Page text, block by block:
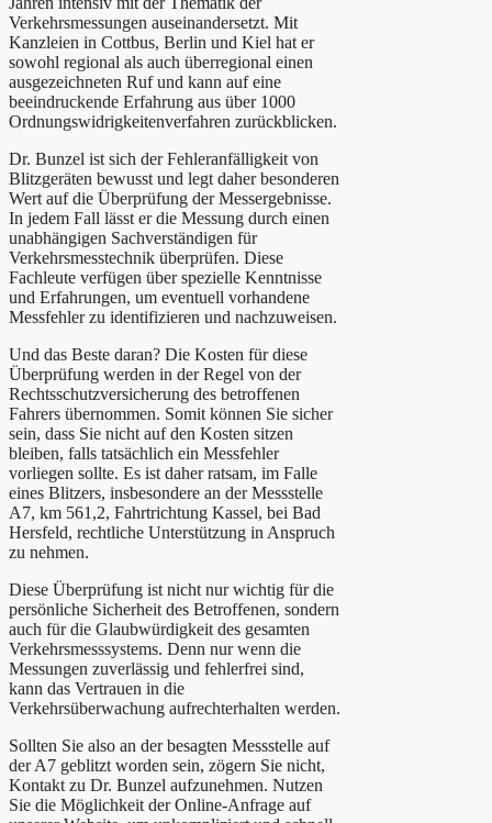
Verkehrsmessungen auseinandersetzt. Mit
Kanzleien in Cottbus, Berlin und Kiel hat er
sowohl regional als auch überregional einen
ausgezeichneten Ruf und kann auf eine
beeindruckende Erfahrung aus über 1000
Ordnungswidrigkeitenverfahren zurückblicken.
Dr. Bunzel ist sich der Fehleranfälligkeit von
Blitzgeräten bewusst und legt daher besonderen
Wert auf die Überprüfung der Messergebnisse.
In jedem Fall lässt er die Messung durch einen
unabhängigen Sachverständigen für
Verkehrsmesstechnik überprüfen. Diese
Fachleute verfügen über spezielle Kenntnisse
und Erfahrungen, um eventuell vorhandene
Messfehler zu identifizieren und nachzuweisen.
Und das Beste daran? Die Kosten für diese
Überprüfung werden in der Regel von der
Rechtsschutzversicherung des betroffenen
Fahrers übernommen. Somit können Sie sicher
sein, dass Sie nicht auf den Kosten sitzen
bleiben, falls tatsächlich ein Messfehler
vorliegen sollte. Es ist daher ratsam, im Falle
eines Blitzers, insbesondere an der Messstelle
A7, km 561,2, Fahrtrichtung Kassel, bei Bad
Hersfeld, rechtliche Unterstützung in Anspruch
zu nehmen.
Diese Überprüfung ist nicht nur wichtig für die
persönliche Sicherheit des Betroffenen, sondern
auch für die Glaubwürdigkeit des gesamten
Verkehrsmesssystems. Denn nur wenn die
Messungen zuverlässig und fehlerfrei sind,
kann das Vertrauen in die
Verkehrsüberwachung aufrechterhalten werden.
Sollten Sie also an der besagten Messstelle auf
der A7 geblitzt worden sein, zögern Sie nicht,
Kontakt zu Dr. Bunzel aufzunehmen. Nutzen
Sie die Möglichkeit der Online-Anfrage auf